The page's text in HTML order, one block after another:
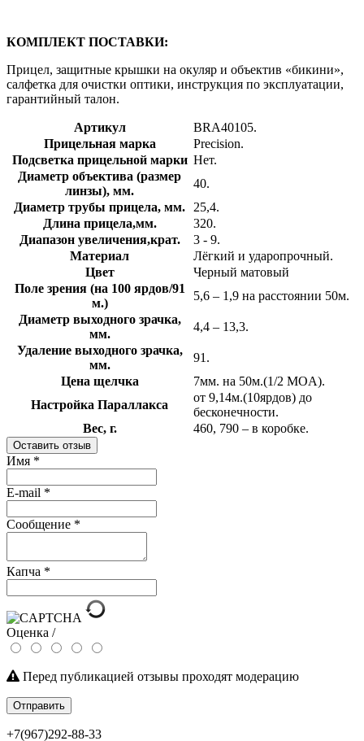
КОМПЛЕКТ ПОСТАВКИ:
Прицел, защитные крышки на окуляр и объектив «бикини»,
салфетка для очистки оптики, инструкция по эксплуатации,
гарантийный талон.
Артикул
BRA40105.
Прицельная марка
Precision.
Подсветка прицельной марки Нет.
Диаметр объектива (размер
линзы), мм.
40.
Диаметр трубы прицела, мм.
25,4.
Длина прицела,мм.
320.
Диапазон увеличения,крат.
3 - 9.
Материал
Лёгкий и ударопрочный.
Цвет
Черный матовый
Поле зрения (на 100 ярдов/91
м.)
5,6 – 1,9 на расстоянии 50м.
Диаметр выходного зрачка,
мм.
4,4 – 13,3.
Удаление выходного зрачка,
мм.
91.
Цена щелчка
7мм. на 50м.(1/2 MOA).
Настройка Параллакса
от 9,14м.(10ярдов) до
бесконечности.
Вес, г.
460, 790 – в коробке.
Оставить отзыв
Имя *
E-mail *
Сообщение *
Капча *
Оценка /
Перед публикацией отзывы проходят модерацию
Отправить
+7(967)292-88-33